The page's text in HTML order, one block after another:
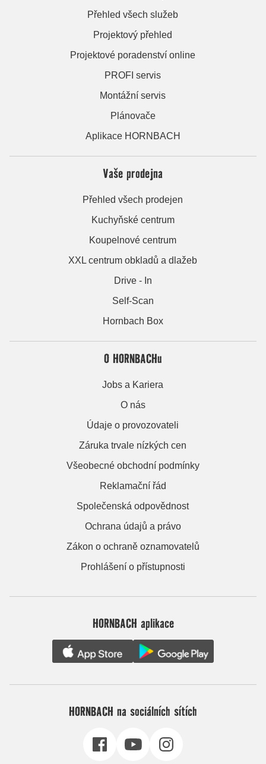
Přehled všech služeb
Projektový přehled
Projektové poradenství online
PROFI servis
Montážní servis
Plánovače
Aplikace HORNBACH
Vaše prodejna
Přehled všech prodejen
Kuchyňské centrum
Koupelnové centrum
XXL centrum obkladů a dlažeb
Drive - In
Self-Scan
Hornbach Box
O HORNBACHu
Jobs a Kariera
O nás
Údaje o provozovateli
Záruka trvale nízkých cen
Všeobecné obchodní podmínky
Reklamační řád
Společenská odpovědnost
Ochrana údajů a právo
Zákon o ochraně oznamovatelů
Prohlášení o přístupnosti
HORNBACH aplikace
HORNBACH na sociálních sítích